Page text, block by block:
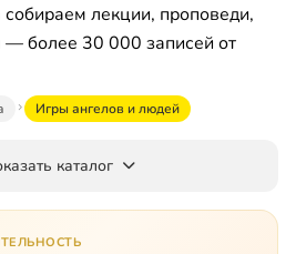
лекции, проповеди,
более 30 000 записей от
Игры ангелов и людей
каталог